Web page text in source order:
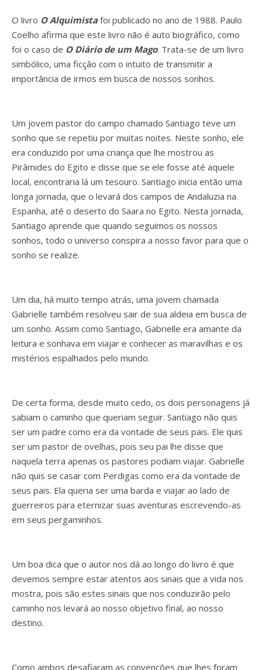
O livro O Alquimistafoi publicado no ano de 1988. Paulo
Coelho afirma que este livro não é auto biográfico, como
foi o caso de O Diário de um Mago. Trata-se de um livro
simbólico, uma ficção com o intuito de transmitir a
importância de irmos em busca de nossos sonhos.
Um jovem pastor do campo chamado Santiago teve um
sonho que se repetiu por muitas noites. Neste sonho, ele
era conduzido por uma criança que lhe mostrou as
Pirâmides do Egito e disse que se ele fosse até aquele
local, encontraria lá um tesouro. Santiago inicia então uma
longa jornada, que o levará dos campos de Andaluzia na
Espanha, até o deserto do Saara no Egito. Nesta jornada,
Santiago aprende que quando seguimos os nossos
sonhos, todo o universo conspira a nosso favor para que o
sonho se realize.
Um dia, há muito tempo atrás, uma jovem chamada
Gabrielle também resolveu sair de sua aldeia em busca de
um sonho. Assim como Santiago, Gabrielle era amante da
leitura e sonhava em viajar e conhecer as maravilhas e os
mistérios espalhados pelo mundo.
De certa forma, desde muito cedo, os dois personagens já
sabiam o caminho que queriam seguir. Santiago não quis
ser um padre como era da vontade de seus pais. Ele quis
ser um pastor de ovelhas, pois seu pai lhe disse que
naquela terra apenas os pastores podiam viajar. Gabrielle
não quis se casar com Perdigas como era da vontade de
seus pais. Ela queria ser uma barda e viajar ao lado de
guerreiros para eternizar suas aventuras escrevendo-as
em seus pergaminhos.
Um boa dica que o autor nos dá ao longo do livro é que
devemos sempre estar atentos aos sinais que a vida nos
mostra, pois são estes sinais que nos conduzirão pelo
caminho nos levará ao nosso objetivo final, ao nosso
destino.
Como ambos desafiaram as convenções que lhes foram